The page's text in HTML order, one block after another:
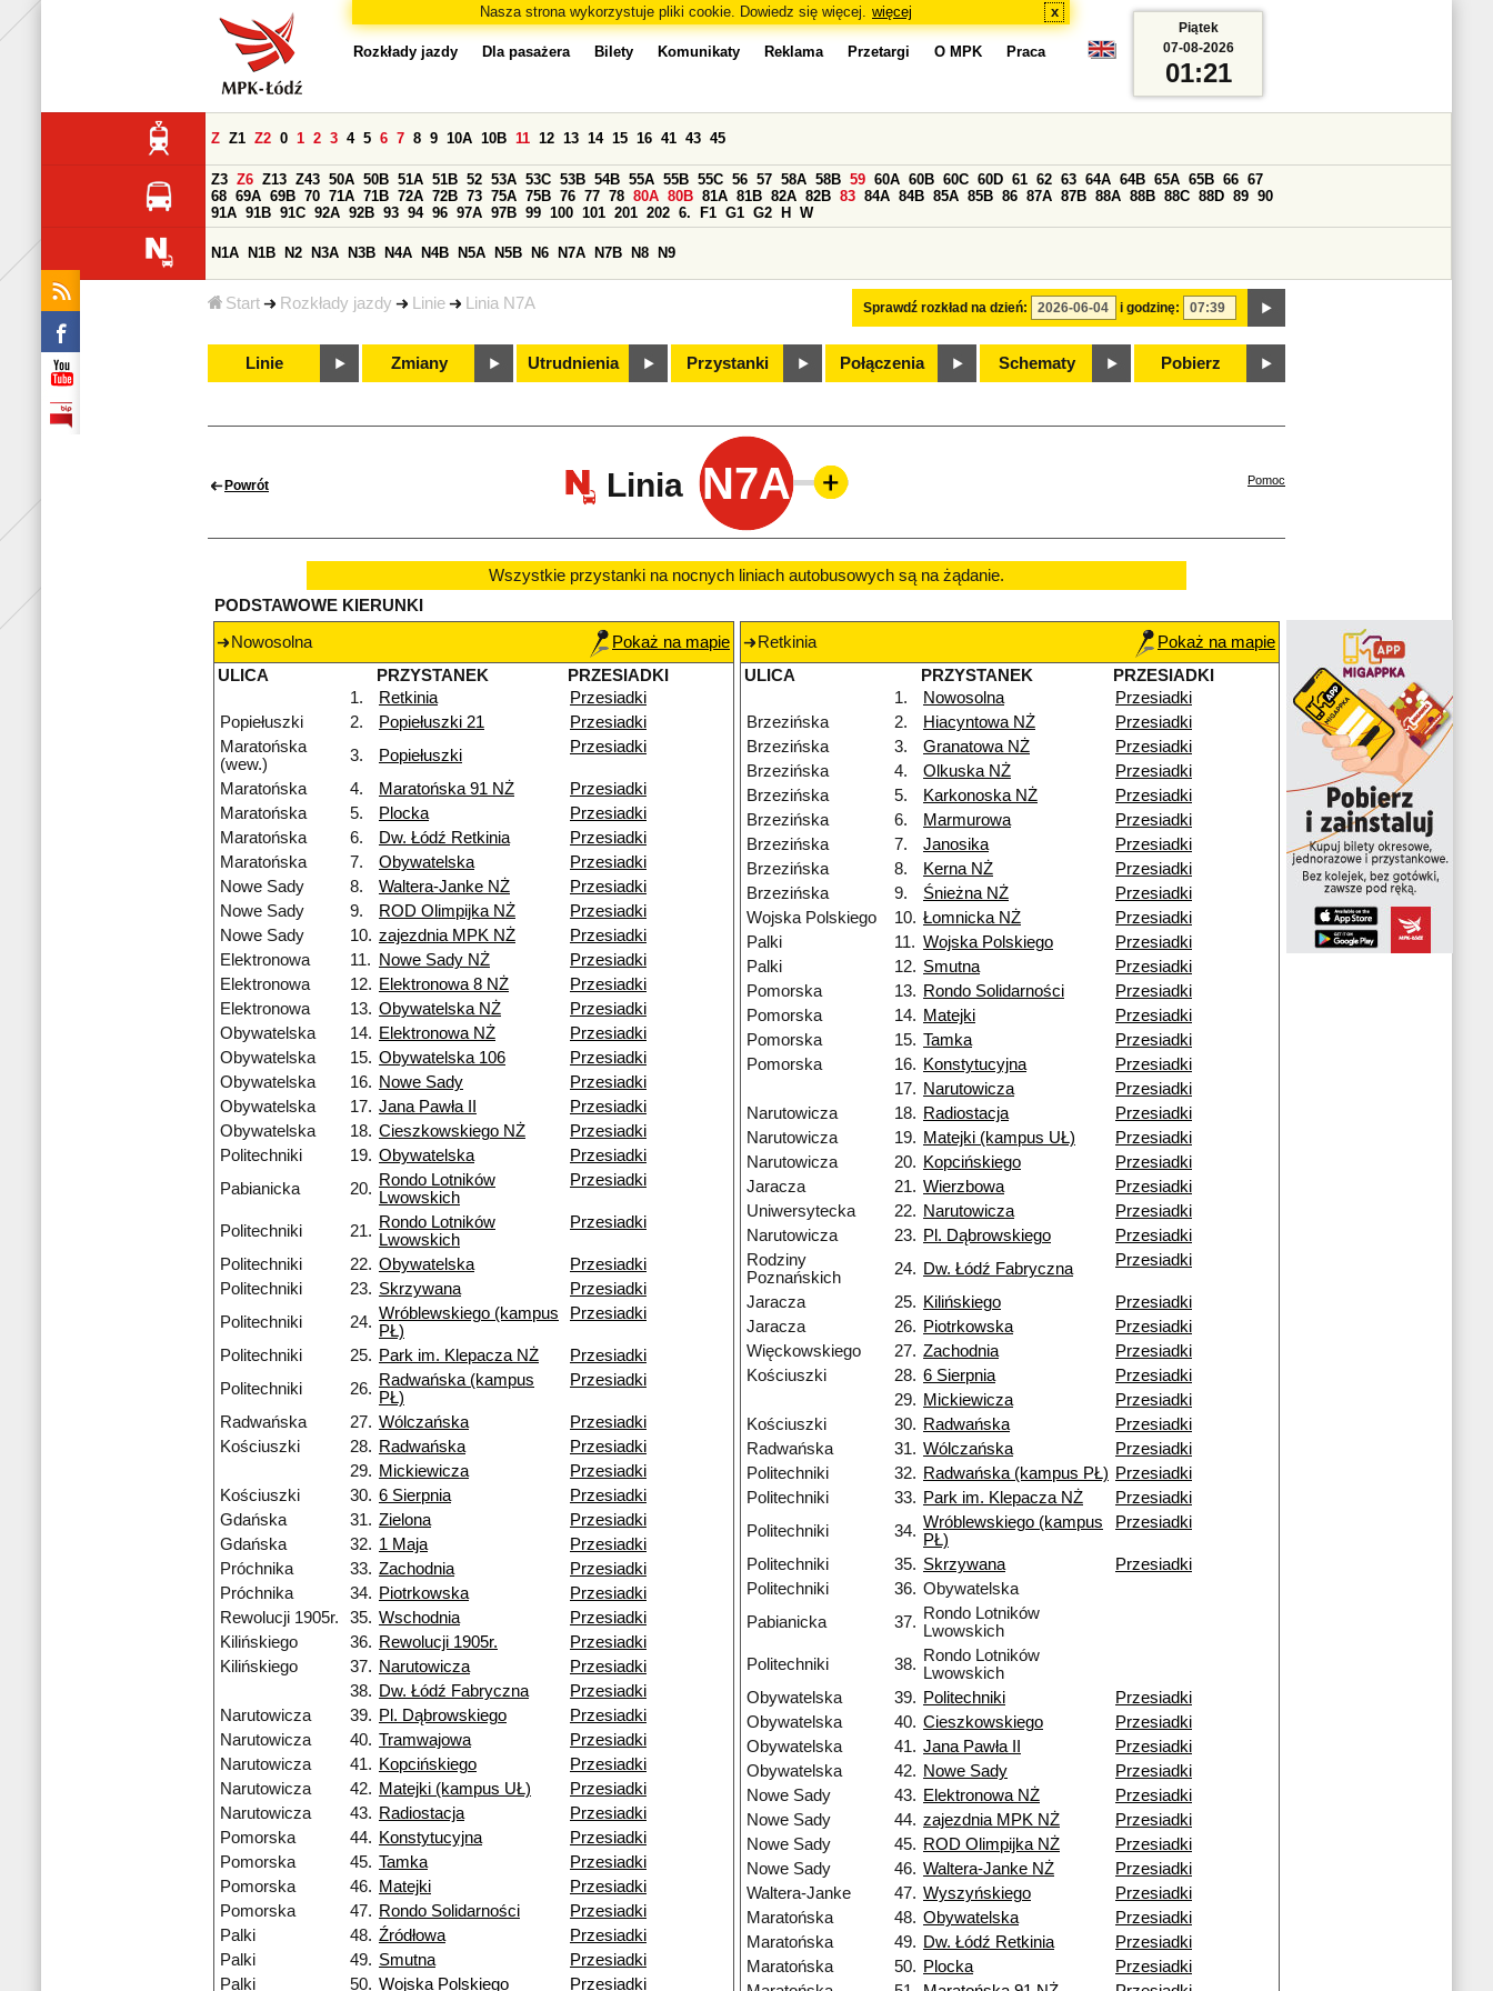
Nasza strona wykorzystuje pliki cookie. Dowiedz się więcej. więcej x
Start Rozkłady jazdy Linie Linia N7A
Rozkłady jazdy Dla pasażera Bilety Komunikaty Reklama Przetargi O MPK Praca
Sprawdź rozkład na dzień: i godzinę:
Z Z1 Z2 0 1 2 3 4 5 6 7 8 9 10A 10B 11 12 13 14 15 16 41 43 45
Z3 Z6 Z13 Z43 50A 50B 51A 51B 52 53A 53C 53B 54B 55A 55B 55C 56 57 58A 58B 59 60A 60B 60C 60D 61 62 63 64A 64B 65A 65B 66 67
68 69A 69B 70 71A 71B 72A 72B 73 75A 75B 76 77 78 80A 80B 81A 81B 82A 82B 83 84A 84B 85A 85B 86 87A 87B 88A 88B 88C 88D 89 90
91A 91B 91C 92A 92B 93 94 96 97A 97B 99 100 101 201 202 6. F1 G1 G2 H W
N1A N1B N2 N3A N3B N4A N4B N5A N5B N6 N7A N7B N8 N9
Linie Zmiany Utrudnienia Przystanki Połączenia Schematy Pobierz
Piątek
07-08-2026
01:21
Powrót Linia N7A Pomoc
Wszystkie przystanki na nocnych liniach autobusowych są na żądanie.
PODSTAWOWE KIERUNKI
Nowosolna
Pokaż na mapie
ULICA
PRZYSTANEK
PRZESIADKI
1.
Retkinia
Przesiadki
Popiełuszki
2. Popiełuszki 21
Przesiadki
Maratońska
(wew.)
3. Popiełuszki Przesiadki
Maratońska 4. Maratońska 91 NŻ
Przesiadki
Maratońska
5. Plocka
Przesiadki
Maratońska
6. Dw. Łódź Retkinia
Przesiadki
Maratońska
7. Obywatelska
Przesiadki
Nowe Sady
8. Waltera-Janke NŻ
Przesiadki
Nowe Sady
9. ROD Olimpijka NŻ
Przesiadki
Nowe Sady
10. zajezdnia MPK NŻ
Przesiadki
Elektronowa
11. Nowe Sady NŻ
Przesiadki
Elektronowa
12. Elektronowa 8 NŻ
Przesiadki
Elektronowa
13. Obywatelska NŻ
Przesiadki
Obywatelska
14. Elektronowa NŻ
Przesiadki
Obywatelska
15. Obywatelska 106
Przesiadki
Obywatelska
16. Nowe Sady
Przesiadki
Obywatelska
17. Jana Pawła II
Przesiadki
Obywatelska
18. Cieszkowskiego NŻ
Przesiadki
Politechniki
19. Obywatelska
Przesiadki
Pabianicka
20. Rondo Lotników
Lwowskich
Przesiadki
Politechniki 21. Rondo Lotników
Lwowskich
Przesiadki
Politechniki 22. Obywatelska
Przesiadki
Politechniki
23. Skrzywana
Przesiadki
Politechniki
24. Wróblewskiego (kampus
PŁ)
Przesiadki
Politechniki 25. Park im. Klepacza NŻ
Przesiadki
Politechniki
26. Radwańska (kampus
PŁ)
Przesiadki
Radwańska 27. Wólczańska
Przesiadki
Kościuszki
28. Radwańska
Przesiadki
29. Mickiewicza
Przesiadki
Kościuszki
30. 6 Sierpnia
Przesiadki
Gdańska
31. Zielona
Przesiadki
Gdańska
32. 1 Maja
Przesiadki
Próchnika
33. Zachodnia
Przesiadki
Próchnika
34. Piotrkowska
Przesiadki
Rewolucji 1905r.
35. Wschodnia
Przesiadki
Kilińskiego
36. Rewolucji 1905r.
Przesiadki
Kilińskiego
37. Narutowicza
Przesiadki
38. Dw. Łódź Fabryczna
Przesiadki
Narutowicza
39. Pl. Dąbrowskiego
Przesiadki
Narutowicza
40. Tramwajowa
Przesiadki
Narutowicza
41. Kopcińskiego
Przesiadki
Narutowicza
42. Matejki (kampus UŁ)
Przesiadki
Narutowicza
43. Radiostacja
Przesiadki
Pomorska
44. Konstytucyjna
Przesiadki
Pomorska
45. Tamka
Przesiadki
Pomorska
46. Matejki
Przesiadki
Pomorska
47. Rondo Solidarności
Przesiadki
Palki
48. Źródłowa
Przesiadki
Palki
49. Smutna
Przesiadki
Palki
50. Wojska Polskiego Przesiadki
Retkinia
Pokaż na mapie
ULICA
PRZYSTANEK
PRZESIADKI
1.
Nowosolna
Przesiadki
Brzezińska
2. Hiacyntowa NŻ
Przesiadki
Brzezińska
3. Granatowa NŻ
Przesiadki
Brzezińska
4. Olkuska NŻ
Przesiadki
Brzezińska
5. Karkonoska NŻ
Przesiadki
Brzezińska
6. Marmurowa
Przesiadki
Brzezińska
7. Janosika
Przesiadki
Brzezińska
8. Kerna NŻ
Przesiadki
Brzezińska
9. Śnieżna NŻ
Przesiadki
Wojska Polskiego
10. Łomnicka NŻ
Przesiadki
Palki
11. Wojska Polskiego
Przesiadki
Palki
12. Smutna
Przesiadki
Pomorska
13. Rondo Solidarności
Przesiadki
Pomorska
14. Matejki
Przesiadki
Pomorska
15. Tamka
Przesiadki
Pomorska
16. Konstytucyjna
Przesiadki
17. Narutowicza
Przesiadki
Narutowicza
18. Radiostacja
Przesiadki
Narutowicza
19. Matejki (kampus UŁ)
Przesiadki
Narutowicza
20. Kopcińskiego
Przesiadki
Jaracza
21. Wierzbowa
Przesiadki
Uniwersytecka
22. Narutowicza
Przesiadki
Narutowicza
23. Pl. Dąbrowskiego
Przesiadki
Rodziny
Poznańskich
24. Dw. Łódź Fabryczna Przesiadki
Jaracza 25. Kilińskiego
Przesiadki
Jaracza
26. Piotrkowska
Przesiadki
Więckowskiego
27. Zachodnia
Przesiadki
Kościuszki
28. 6 Sierpnia
Przesiadki
29. Mickiewicza
Przesiadki
Kościuszki
30. Radwańska
Przesiadki
Radwańska
31. Wólczańska
Przesiadki
Politechniki
32. Radwańska (kampus PŁ) Przesiadki
Politechniki
33. Park im. Klepacza NŻ
Przesiadki
Politechniki
34. Wróblewskiego (kampus
PŁ)
Przesiadki
Politechniki 35. Skrzywana
Przesiadki
Politechniki
36. Obywatelska
Pabianicka
37. Rondo Lotników
Lwowskich
Politechniki
38. Rondo Lotników
Lwowskich
Obywatelska
39. Politechniki
Przesiadki
Obywatelska
40. Cieszkowskiego
Przesiadki
Obywatelska
41. Jana Pawła II
Przesiadki
Obywatelska
42. Nowe Sady
Przesiadki
Nowe Sady
43. Elektronowa NŻ
Przesiadki
Nowe Sady
44. zajezdnia MPK NŻ
Przesiadki
Nowe Sady
45. ROD Olimpijka NŻ
Przesiadki
Nowe Sady
46. Waltera-Janke NŻ
Przesiadki
Waltera-Janke
47. Wyszyńskiego
Przesiadki
Maratońska
48. Obywatelska
Przesiadki
Maratońska
49. Dw. Łódź Retkinia
Przesiadki
Maratońska
50. Plocka
Przesiadki